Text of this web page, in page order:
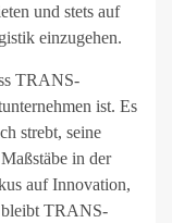
und stets auf
einzugehen.
TRANS-
ist. Es
strebt, seine
in der
auf Innovation,
bleibt TRANS-